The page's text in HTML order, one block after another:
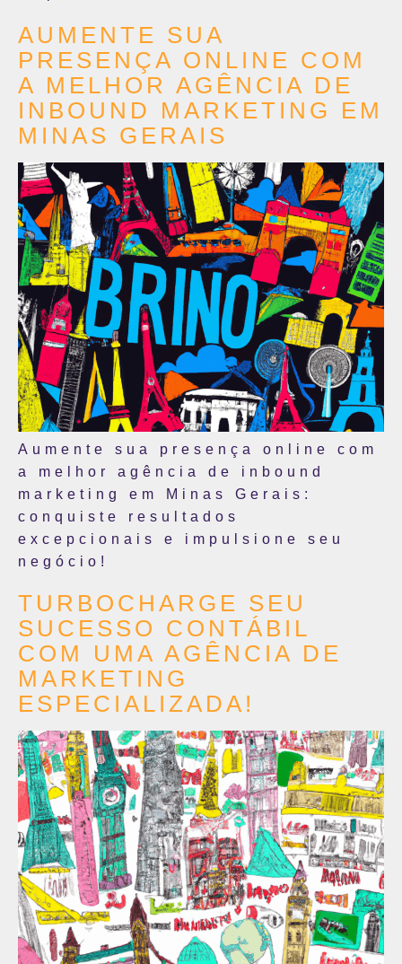
AUMENTE SUA
PRESENÇA ONLINE COM
A MELHOR AGÊNCIA DE
INBOUND MARKETING EM
MINAS GERAIS
Aumente sua presença online com
a melhor agência de inbound
marketing em Minas Gerais:
conquiste resultados
excepcionais e impulsione seu
negócio!
TURBOCHARGE SEU
SUCESSO CONTÁBIL
COM UMA AGÊNCIA DE
MARKETING
ESPECIALIZADA!